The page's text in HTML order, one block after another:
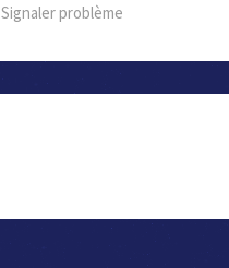
Signaler problème